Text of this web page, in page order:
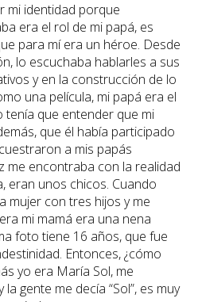
identidad porque
era el rol de mi papá, es
para mí era un héroe. Desde
lo escuchaba hablarles a sus
y en la construcción de lo
una película, mi papá era el
tenía que entender que mi
que él había participado
a mis papás
me encontraba con la realidad
eran unos chicos. Cuando
mujer con tres hijos y me
mi mamá era una nena
foto tiene 16 años, que fue
Entonces, ¿cómo
yo era María Sol, me
gente me decía “Sol”, es muy